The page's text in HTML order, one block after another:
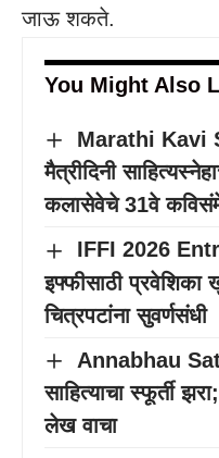
जाऊ शकते.
You Might Also
Marathi Kavi
मैत्रीदिनी
कलासेवेचे 31वे
IFFI 2026
इफ्फीसाठी प्रवेशिका
चित्रपटांना सुवर्णसंधी
Annabhau
साहित्याचा स्फूर्ती
लेख वाचा